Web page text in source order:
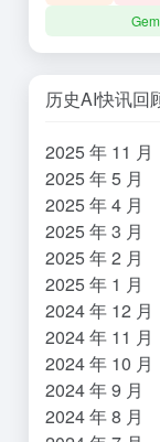
历史AI快讯回
2025 年 11 月
2025 年 5 月
2025 年 4 月
2025 年 3 月
2025 年 2 月
2025 年 1 月
2024 年 12 月
2024 年 11 月
2024 年 10 月
2024 年 9 月
2024 年 8 月